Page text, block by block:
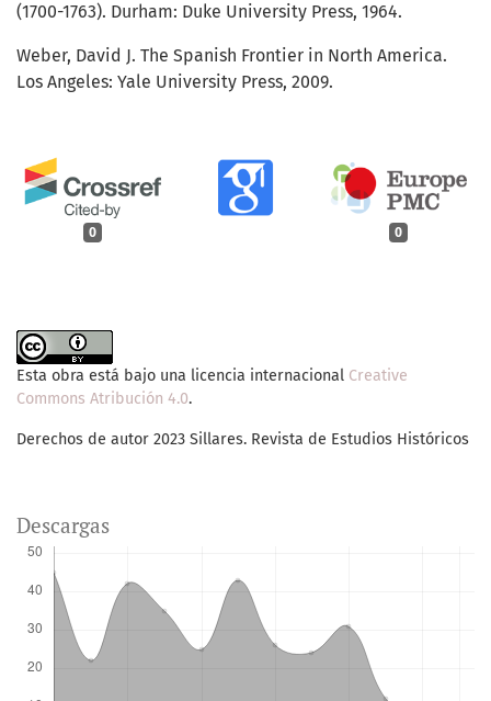
0 0
(1700-1763). Durham: Duke University Press, 1964.
Weber, David J. The Spanish Frontier in North America.
Los Angeles: Yale University Press, 2009.
Esta obra está bajo una licencia internacional Creative
Commons Atribución 4.0.
Derechos de autor 2023 Sillares. Revista de Estudios Históricos
Descargas